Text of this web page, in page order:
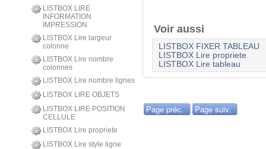
LISTBOX LIRE
INFORMATION
IMPRESSION
LISTBOX Lire largeur
colonne
LISTBOX Lire nombre
colonnes
LISTBOX Lire nombre lignes
LISTBOX LIRE OBJETS
LISTBOX LIRE POSITION
CELLULE
LISTBOX Lire propriete
LISTBOX Lire style ligne
Voir aussi
LISTBOX FIXER TABLEAU
LISTBOX Lire propriete
LISTBOX Lire tableau
Page préc. Page suiv.